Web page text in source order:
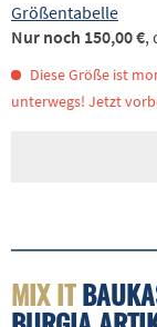
Größentabelle
Diese Größe ist
unterwegs! Jetzt
Nur noch 150,00 €,
MIX IT